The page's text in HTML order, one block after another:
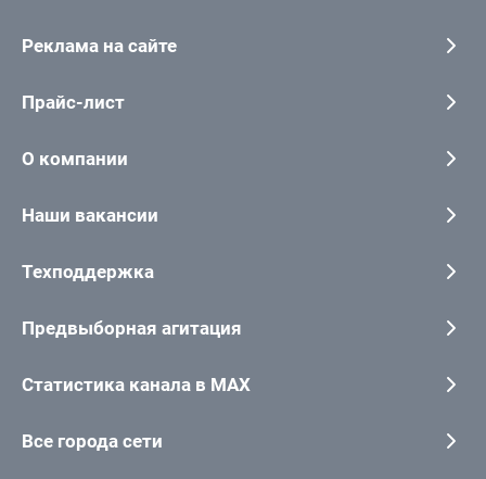
Реклама на сайте
Прайс-лист
О компании
Наши вакансии
Техподдержка
Предвыборная агитация
Статистика канала в MAX
Все города сети